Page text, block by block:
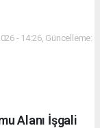
- 14:26, Güncelleme:
Alanı İşgali